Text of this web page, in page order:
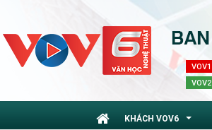
VOV1
VOV2
KHÁCH VOV6